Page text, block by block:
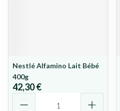
Nestlé Alfamino Lait Bébé
400g
42,30 €